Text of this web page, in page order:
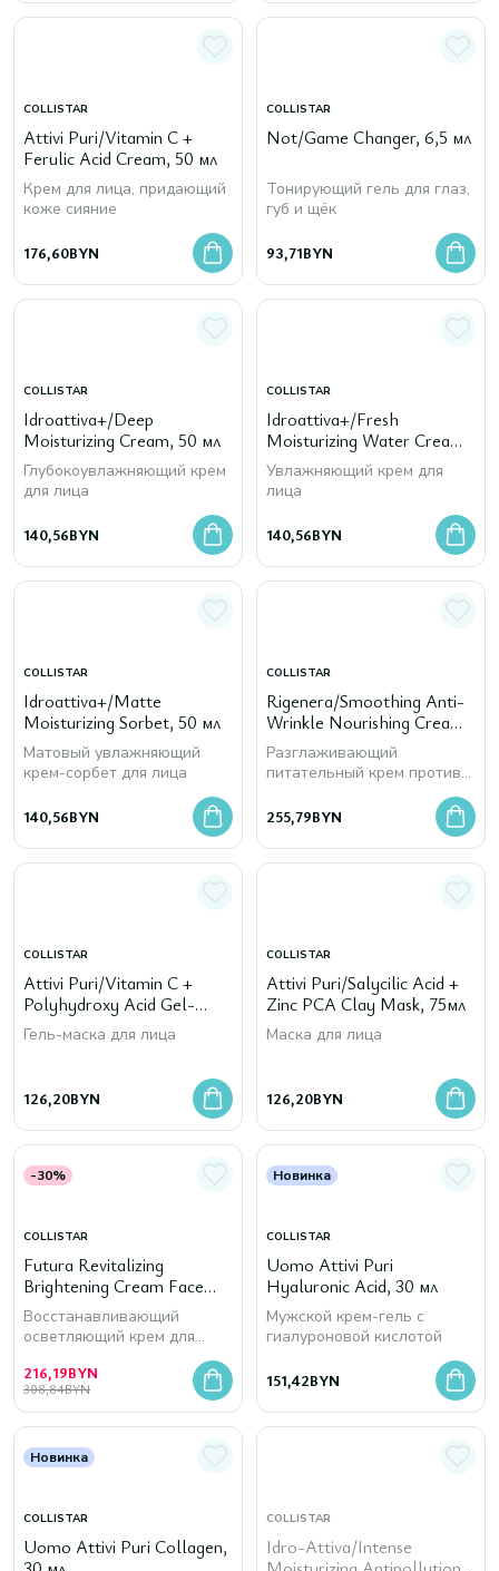
COLLISTAR
Attivi Puri/Vitamin C +
Ferulic Acid Cream, 50 мл
Крем для лица, придающий
коже сияние
176,60BYN
COLLISTAR
Not/Game Changer, 6,5 мл
Тонирующий гель для глаз,
губ и щёк
93,71BYN
COLLISTAR
Idroattiva+/Deep
Moisturizing Cream, 50 мл
Глубокоувлажняющий крем
для лица
140,56BYN
COLLISTAR
Idroattiva+/Fresh
Moisturizing Water Cream,
50 мл
Увлажняющий крем для
лица
140,56BYN
COLLISTAR
Idroattiva+/Matte
Moisturizing Sorbet, 50 мл
Матовый увлажняющий
крем-сорбет для лица
140,56BYN
COLLISTAR
Rigenera/Smoothing Anti-
Wrinkle Nourishing Cream
Face and Neck, 50 мл
Разглаживающий
питательный крем против
255,79BYN
COLLISTAR
Attivi Puri/Vitamin C +
Polyhydroxy Acid Gel-
Mask, 75мл
Гель-маска для лица
126,20BYN
COLLISTAR
Attivi Puri/Salycilic Acid +
Zinc PCA Clay Mask, 75мл
Маска для лица
126,20BYN
-30%
COLLISTAR
Futura Revitalizing
Brightening Cream Face
and Neck
Восстанавливающий
осветляющий крем для
216,19BYN
308,84BYN
Новинка
COLLISTAR
Uomo Attivi Puri
Hyaluronic Acid, 30 мл
Мужской крем-гель с
гиалуроновой кислотой
151,42BYN
Новинка
COLLISTAR
Uomo Attivi Puri Collagen,
COLLISTAR
Idro-Attiva/Intense